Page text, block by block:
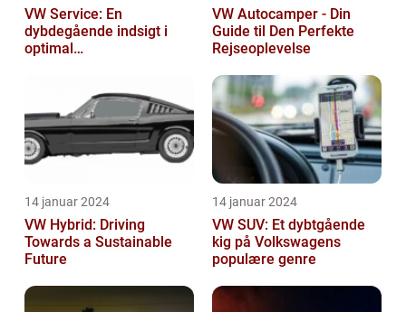
VW Service: En
dybdegående indsigt i
optimal
VW Autocamper - Din
Guide til Den Perfekte
Rejseoplevelse
14 januar 2024
VW Hybrid: Driving
Towards a Sustainable
Future
14 januar 2024
VW SUV: Et dybtgående
kig på Volkswagens
populære genre